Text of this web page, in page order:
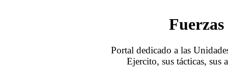
Portal dedicado a las
Ejercito, sus tácticas, sus